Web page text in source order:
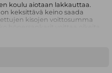
koulu aiotaan lakkauttaa.
keksittävä keino saada
kisojen voittosumma
enemmänkin pöhköjä
kisojen suojelijana toimiva
hautaamaan sotakirves ja